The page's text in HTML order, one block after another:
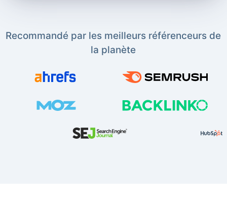
Recommandé par les meilleurs référenceurs de
la planète